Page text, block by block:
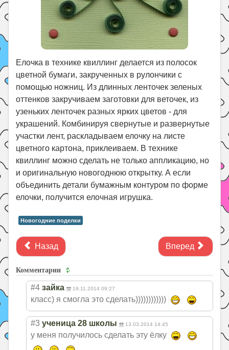
Елочка в технике квиллинг делается из полосок
цветной бумаги, закрученных в рулончики с
помощью ножниц. Из длинных ленточек зеленых
оттенков закручиваем заготовки для веточек, из
узеньких ленточек разных ярких цветов - для
украшений. Комбинируя свернутые и развернутые
участки лент, раскладываем елочку на листе
цветного картона, приклеиваем. В технике
квиллинг можно сделать не только аппликацию, но
и оригинальную новогоднюю открытку. А если
объединить детали бумажным контуром по форме
елочки, получится елочная игрушка.
Новогодние поделки
Назад Вперед
Комментарии
#4 зайка 19.11.2014 09:27
класс) я смогла это сделать))))))))))))
#3 ученица 28 школы 13.03.2014 14:45
у меня получилось сделать эту ёлку